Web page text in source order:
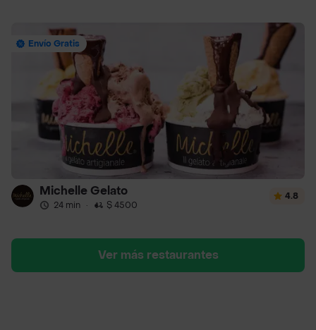
Envío Gratis
Michelle Gelato
24 min · $ 4500
4.8
Ver más restaurantes